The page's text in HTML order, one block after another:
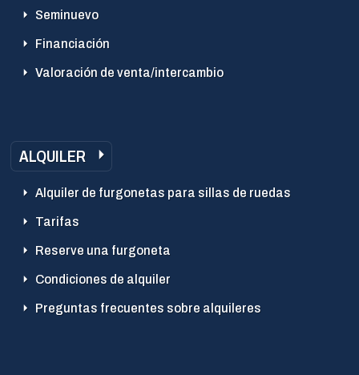
Seminuevo
Financiación
Valoración de venta/intercambio
ALQUILER
Alquiler de furgonetas para sillas de ruedas
Tarifas
Reserve una furgoneta
Condiciones de alquiler
Preguntas frecuentes sobre alquileres